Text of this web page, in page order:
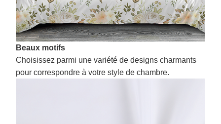
Beaux motifs
Choisissez parmi une variété de designs charmants
pour correspondre à votre style de chambre.